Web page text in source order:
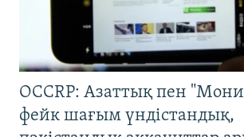
OCCRP: Азаттық пен
фейк шағым үндістандық,